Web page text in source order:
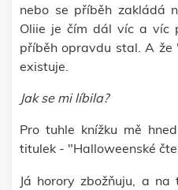
nebo se příběh zakládá
Oliie je čím dál víc a víc
příběh opravdu stal. A že
existuje.
Jak se mi líbila?
Pro tuhle knížku mě
titulek - "Halloweenské
Já horory zbožňuju, a na